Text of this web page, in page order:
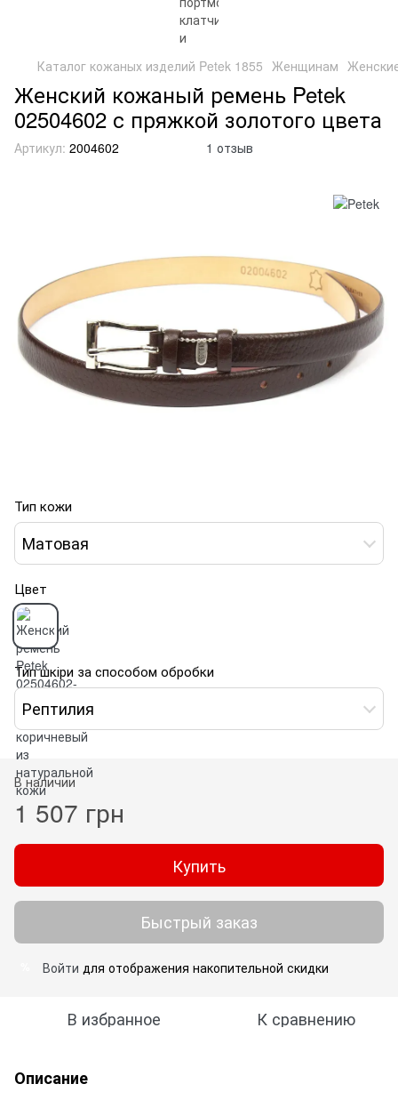
Каталог кожаных изделий Petek 1855 Женщинам
Женский кожаный ремень Petek
02504602 с пряжкой золотого цвета
Артикул: 2004602 1 отзыв
Тип кожи
Матовая
Цвет
Тип шкіри за способом обробки
Рептилия
В наличии
1 507 грн
Купить
Быстрый заказ
Войти для отображения накопительной скидки
В избранное К сравнению
Описание